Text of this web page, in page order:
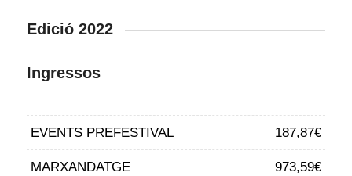
Edició 2022
Ingressos
EVENTS PREFESTIVAL 187,87€
MARXANDATGE 973,59€